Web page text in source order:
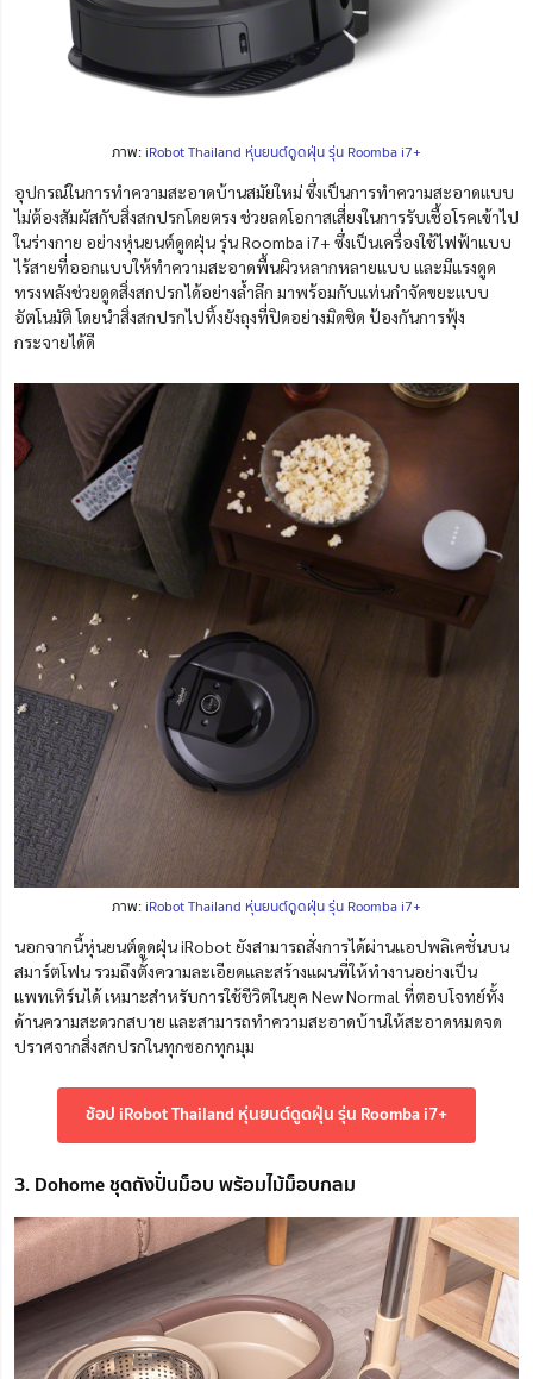
ภาพ: iRobot Thailand หุ่นยนต์ดูดฝุ่น รุ่น Roomba i7+
อุปกรณ์ในการทำความสะอาดบ้านสมัยใหม่ซึ่งเป็นการทำความสะอาดแบบ
ไม่ต้องสัมผัสกับสิ่งสกปรกโดยตรง ช่วยลดโอกาสเสี่ยงในการรับเชื้อโรคเข้าไป
ในร่างกาย อย่างหุ่นยนต์ดูดฝุ่น รุ่น Roomba i7+ ซึ่งเป็นเครื่องใช้ไฟฟ้าแบบ
ไร้สายที่ออกแบบให้ทำความสะอาดพื้นผิวหลากหลายแบบ และมีแรงดูด
ทรงพลังช่วยดูดสิ่งสกปรกได้อย่างล้ำลึก มาพร้อมกับแท่นกำจัดขยะแบบ
อัตโนมัติ โดยนำสิ่งสกปรกไปทิ้งยังถุงที่ปิดอย่างมิดชิด ป้องกันการฟุ้ง
กระจายได้ดี
ภาพ: iRobot Thailand หุ่นยนต์ดูดฝุ่น รุ่น Roomba i7+
นอกจากนี้หุ่นยนต์ดูดฝุ่น iRobot ยังสามารถสั่งการได้ผ่านแอปพลิเคชั่นบน
สมาร์ตโฟน รวมถึงตั้งความละเอียดและสร้างแผนที่ให้ทำงานอย่างเป็น
แพทเทิร์นได้ เหมาะสำหรับการใช้ชีวิตในยุค New Normal ที่ตอบโจทย์ทั้ง
ด้านความสะดวกสบาย และสามารถทำความสะอาดบ้านให้สะอาดหมดจด
ปราศจากสิ่งสกปรกในทุกซอกทุกมุม
ช้อป iRobot Thailand หุ่นยนต์ดูดฝุ่น รุ่น Roomba i7+
3. Dohome ชุดถังปั่นม็อบ พร้อมไม้ม็อบกลม